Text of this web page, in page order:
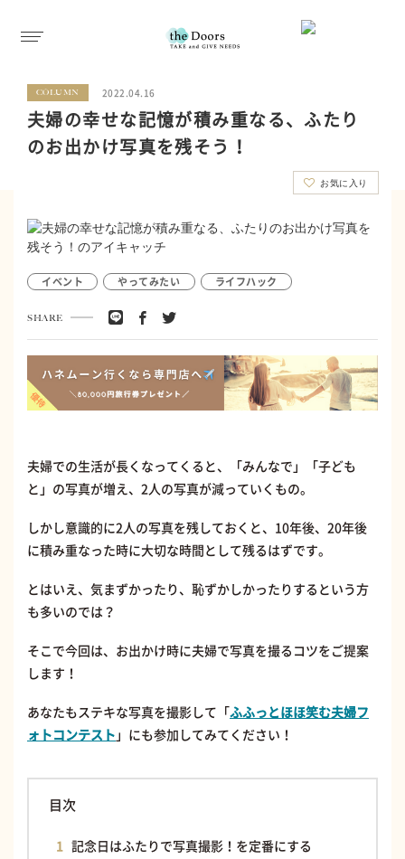
COLUMN 2022.04.16
夫婦の幸せな記憶が積み重なる、ふたり
のお出かけ写真を残そう！
お気に入り
イベント やってみたい ライフハック
SHARE
夫婦での生活が長くなってくると、「みんなで」「子ども
と」の写真が増え、2人の写真が減っていくもの。
しかし意識的に2人の写真を残しておくと、10年後、20年後
に積み重なった時に大切な時間として残るはずです。
とはいえ、気まずかったり、恥ずかしかったりするという方
も多いのでは？
そこで今回は、お出かけ時に夫婦で写真を撮るコツをご提案
します！
あなたもステキな写真を撮影して「ふふっとほほ笑む夫婦フ
ォトコンテスト 」にも参加してみてください！
目次
記念日はふたりで写真撮影！を定番にする